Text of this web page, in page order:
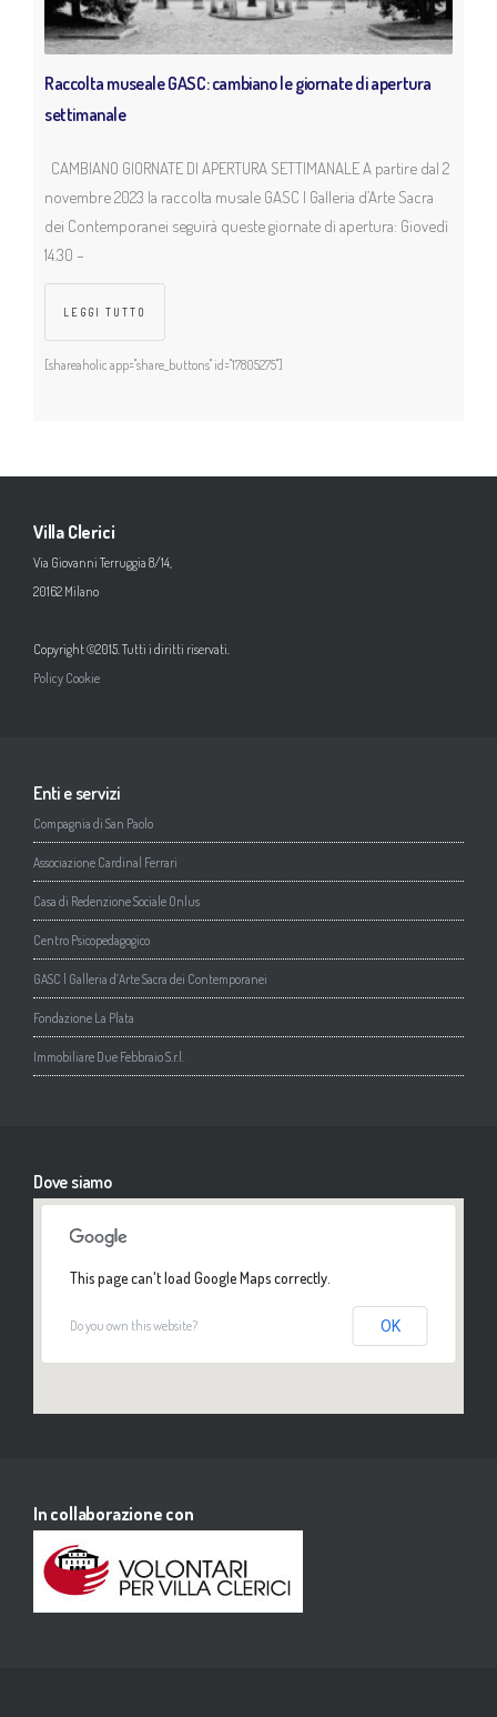
Raccolta museale GASC: cambiano le giornate di apertura
settimanale
CAMBIANO GIORNATE DI APERTURA SETTIMANALE A partire dal 2
novembre 2023 la raccolta musale GASC | Galleria d’Arte Sacra
dei Contemporanei seguirà queste giornate di apertura: Giovedì
14.30 –
LEGGI TUTTO
[shareaholic app="share_buttons" id="17805275"]
Villa Clerici
Via Giovanni Terruggia 8/14,
20162 Milano
Copyright ©2015. Tutti i diritti riservati.
Policy Cookie
Enti e servizi
Compagnia di San Paolo
Associazione Cardinal Ferrari
Casa di Redenzione Sociale Onlus
Centro Psicopedagogico
GASC | Galleria d’Arte Sacra dei Contemporanei
Fondazione La Plata
Immobiliare Due Febbraio S.r.l.
Dove siamo
This page can't load Google Maps correctly.
Do you own this website? OK
In collaborazione con